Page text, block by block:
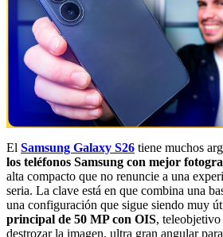
El Samsung Galaxy S26 tiene muchos
los teléfonos Samsung con mejor
alta compacto que no renuncie a una
seria. La clave está en que combina una
una configuración que sigue siendo muy
principal de 50 MP con OIS, teleobjetivo
destrozar la imagen, ultra gran angular